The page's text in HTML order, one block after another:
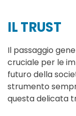
IL TRUST
Il passaggio
cruciale per le
futuro della
strumento
questa delicata